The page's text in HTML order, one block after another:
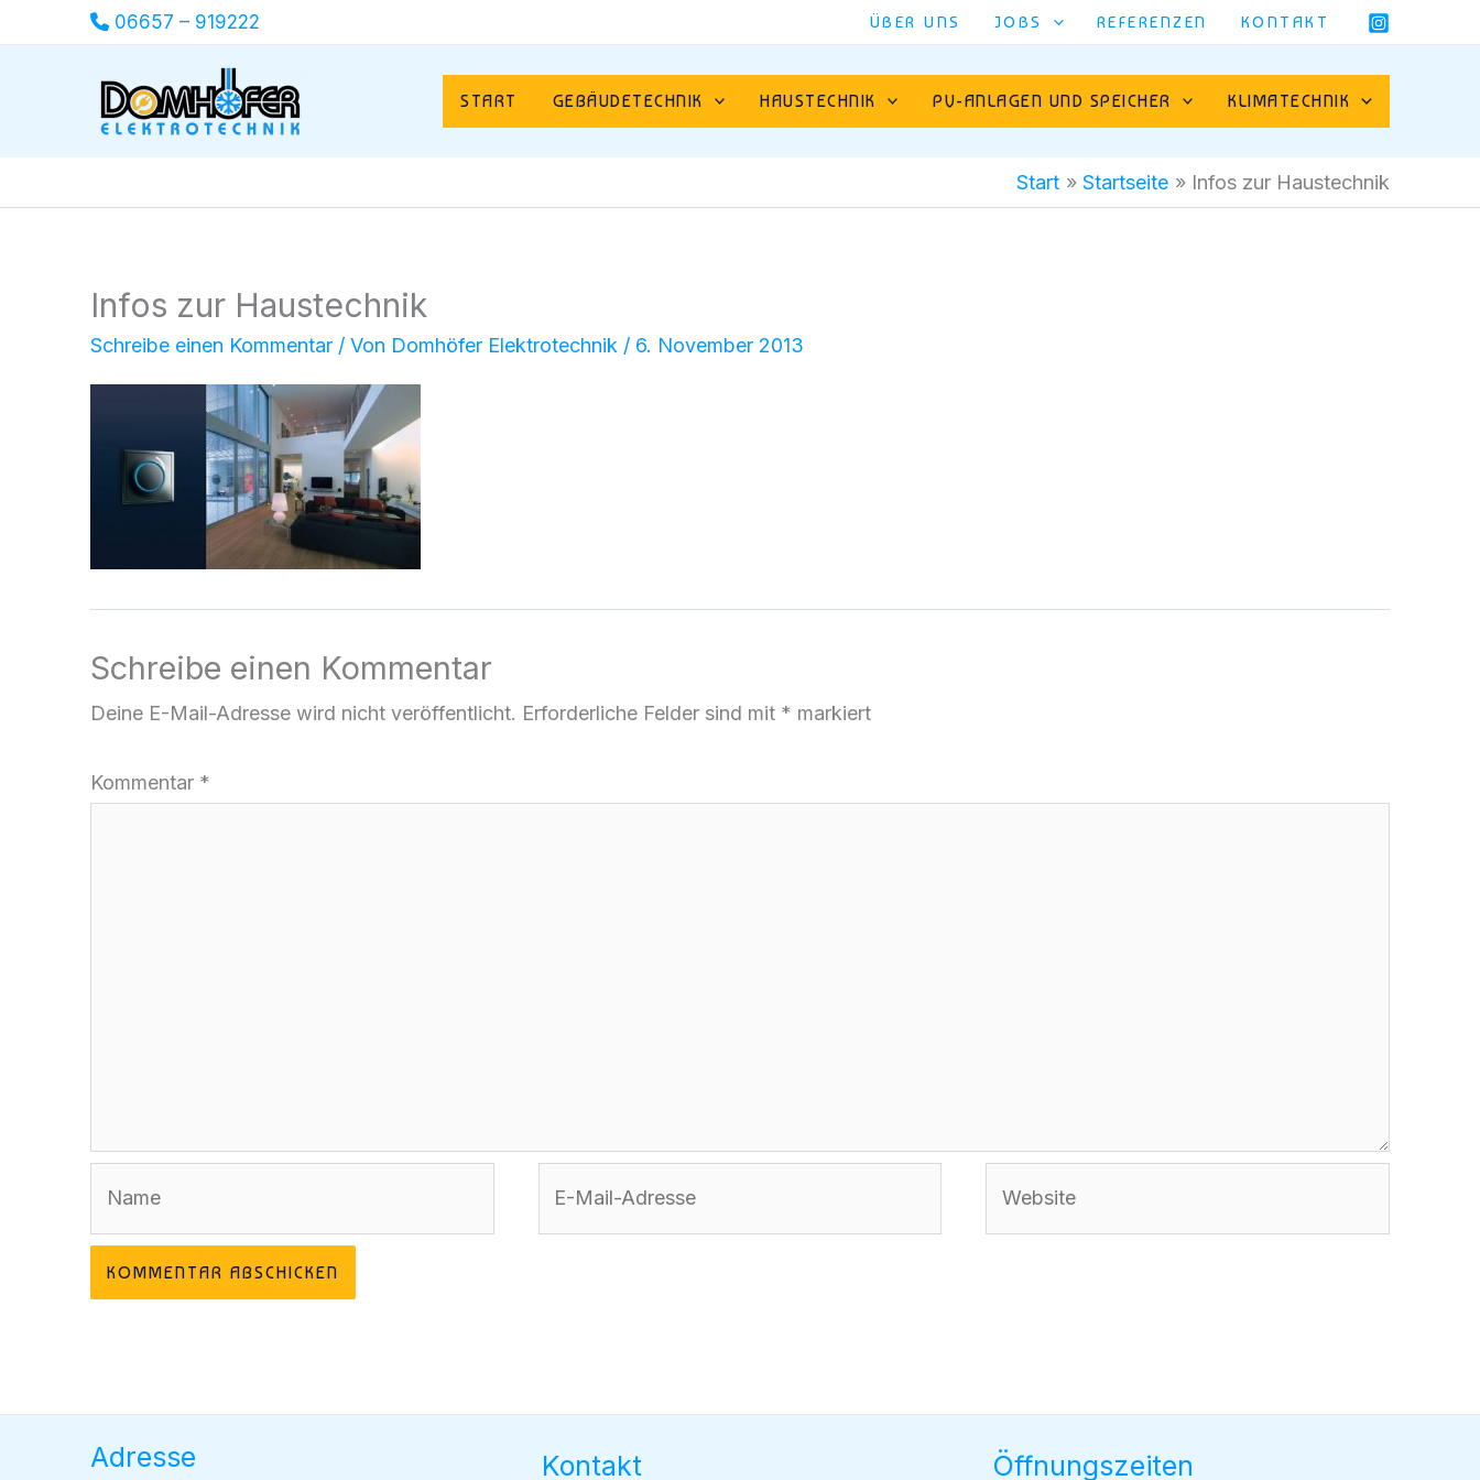
06657 – 919222 ÜBER UNS JOBS REFERENZEN KONTAKT
START GEBÄUDETECHNIK HAUSTECHNIK PV-ANLAGEN UND SPEICHER KLIMATECHNIK
Start Startseite Infos zur Haustechnik
Infos zur Haustechnik
Schreibe einen Kommentar / Von Domhöfer Elektrotechnik / 6. November 2013
Schreibe einen Kommentar
Deine E-Mail-Adresse wird nicht veröffentlicht. Erforderliche Felder sind mit * markiert
Kommentar *
Adresse Kontakt Öffnungszeiten